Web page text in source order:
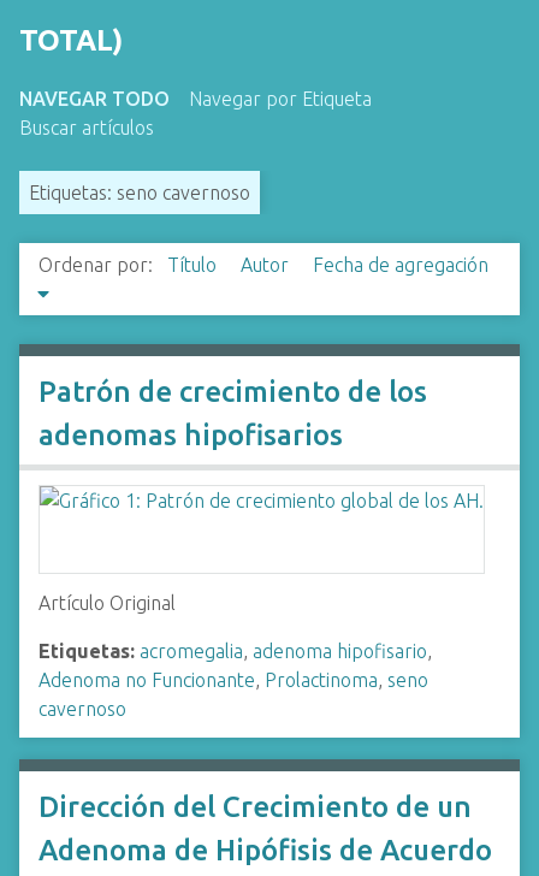
TOTAL)
NAVEGAR TODO
Navegar por Etiqueta
Buscar artículos
Etiquetas: seno cavernoso
Ordenar por: Título Autor Fecha de agregación
Patrón de crecimiento de los
adenomas hipofisarios
Artículo Original
Etiquetas: acromegalia, adenoma hipofisario,
Adenoma no Funcionante, Prolactinoma, seno
cavernoso
Dirección del Crecimiento de un
Adenoma de Hipófisis de Acuerdo